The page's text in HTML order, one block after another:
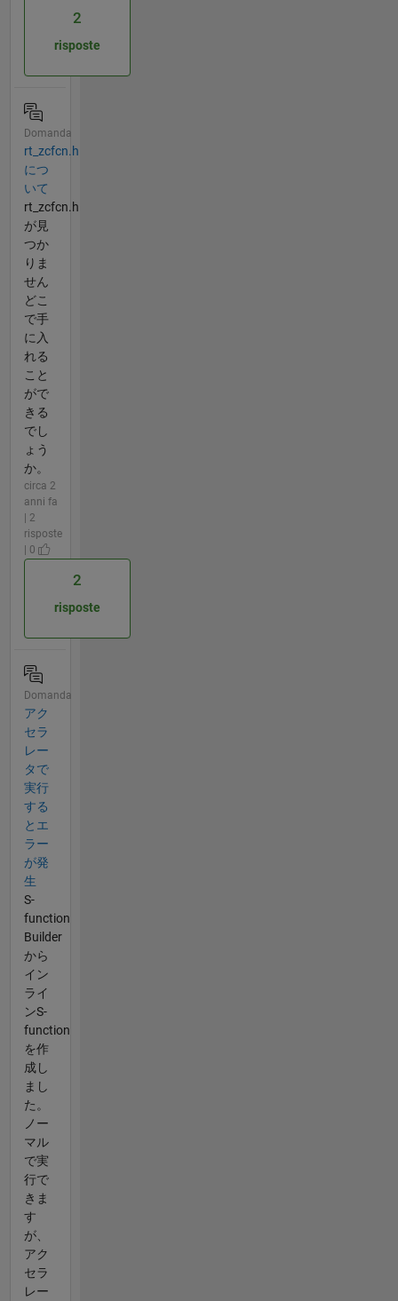
2
risposte
Domanda
rt_zcfcn.h
につ
いて
rt_zcfcn.h
が見
つか
りま
せん
どこ
で手
に入
れる
こと
がで
きる
でし
ょう
か。
circa 2
anni fa
| 2
risposte
| 0
2
risposte
Domanda
アク
セラ
レー
タで
実行
する
とエ
ラー
が発
生
S-
function
Builder
から
イン
ライ
ンS-
function
を作
成し
まし
た。
ノー
マル
で実
行で
きま
す
が、
アク
セラ
レー